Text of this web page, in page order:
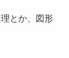
とか、図形